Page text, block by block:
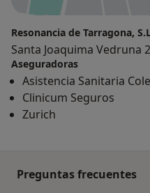
Resonancia de Tarragona,
Santa Joaquima Vedruna
Aseguradoras
Asistencia Sanitaria
Clinicum Seguros
Zurich
Preguntas frecuentes